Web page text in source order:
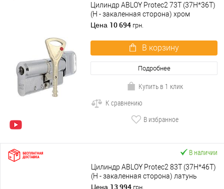
Цилиндр ABLOY Protec2 73T (37H*36T)
(H - закаленная сторона) хром
полированный
Цена 10 694 грн.
В корзину
Подробнее
Купить в 1 клик
К сравнению
В избранное
В наличии
Цилиндр ABLOY Protec2 83T (37H*46T)
(H - закаленная сторона) латунь
полированная
Цена 13 994 грн.